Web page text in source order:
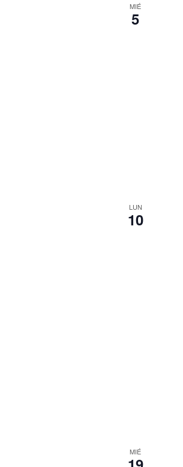
MIÉ
5
LUN
10
MIÉ